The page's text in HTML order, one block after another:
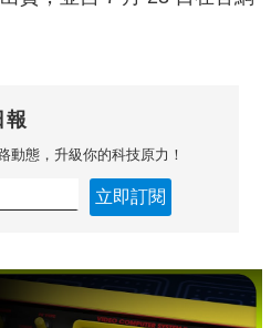
報
動態，升級你的科技原力！
立即訂閱